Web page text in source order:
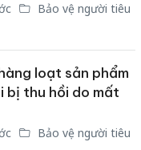
Bảo vệ người tiêu
loạt sản phẩm
bị thu hồi do mất
Bảo vệ người tiêu